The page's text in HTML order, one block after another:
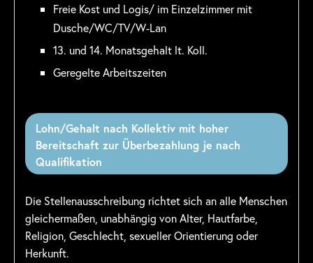
Freie Kost und Logis/ im Einzelzimmer mit
Dusche/WC/TV/W-Lan
13. und 14. Monatsgehalt lt. Koll.
Geregelte Arbeitszeiten
Lohn/Gehalt nach Kollektiv mit hoher
Bereitschaft zur Überbezahlung je nach
Qualifikation
Die Stellenausschreibung richtet sich an alle Menschen
gleichermaßen, unabhängig von Alter, Hautfarbe,
Religion, Geschlecht, sexueller Orientierung oder
Herkunft.